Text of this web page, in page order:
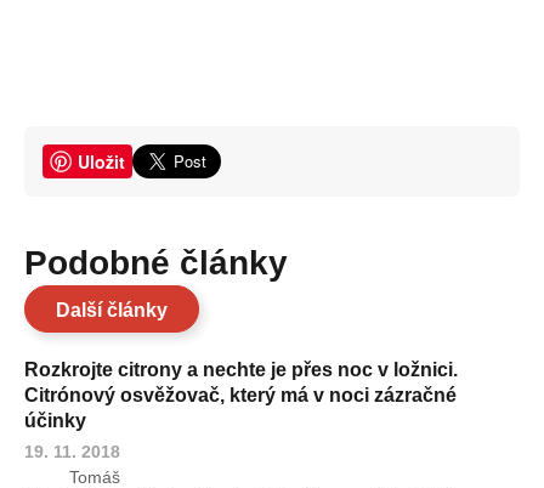
Uložit
Podobné články
Další články
Rozkrojte citrony a nechte je přes noc v ložnici.
Citrónový osvěžovač, který má v noci zázračné
účinky
19. 11. 2018
Tomáš